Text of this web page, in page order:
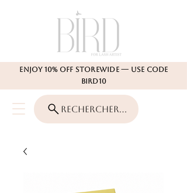
Enjoy 10% Off Storewide — Use Code
BIRD10
Rechercher...